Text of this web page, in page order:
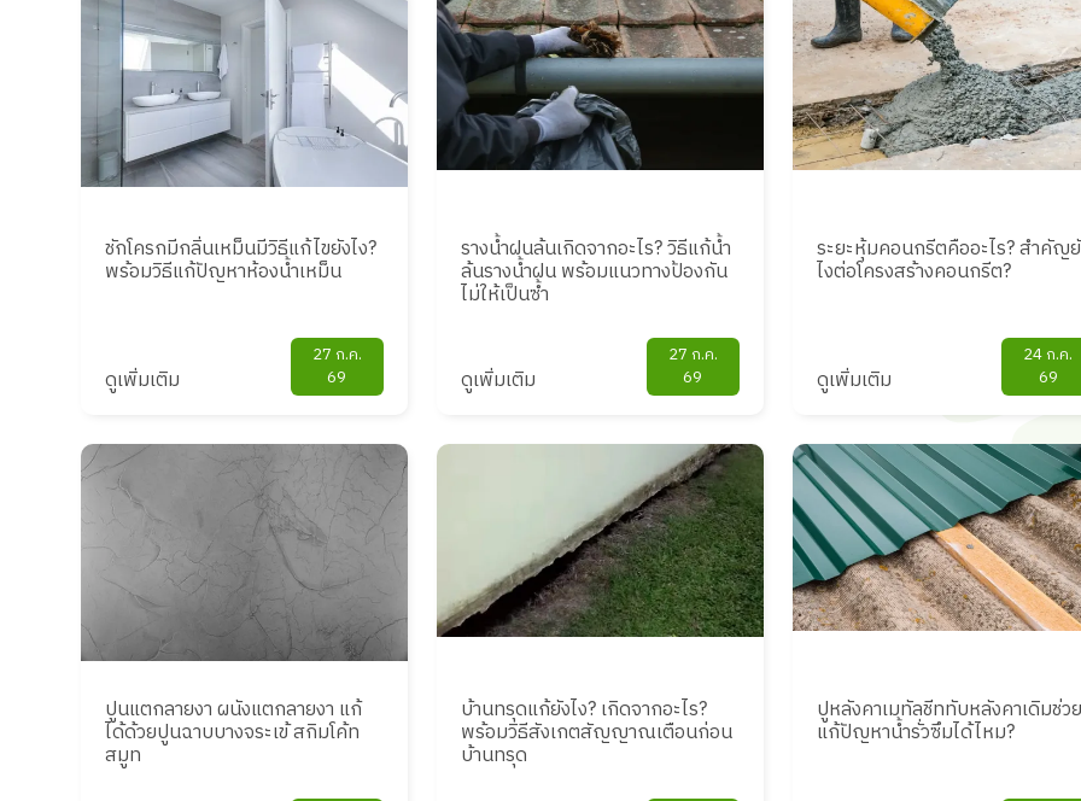
ชักโครกมีกลิ่นเหม็นมีวิธีแก้ไขยังไง?
พร้อมวิธีแก้ปัญหาห้องน้ำเหม็น
ดูเพิ่มเติม
27 ก.ค.
69
รางน้ำฝนล้นเกิดจากอะไร? วิธีแก้น้ำ
ล้นรางน้ำฝน พร้อมแนวทางป้องกัน
ไม่ให้เป็นซ้ำ
ดูเพิ่มเติม
27 ก.ค.
69
ระยะหุ้มคอนกรีตคืออะไร? สำคัญ
ไงต่อโครงสร้างคอนกรีต?
ดูเพิ่มเติม
24 ก.ค.
69
ปูนแตกลายงา ผนังแตกลายงา แก้
ได้ด้วยปูนฉาบบางจระเข้ สกิมโค้ท
สมูท
บ้านทรุดแก้ยังไง? เกิดจากอะไร?
พร้อมวิธีสังเกตสัญญาณเตือนก่อน
บ้านทรุด
ปูหลังคาเมทัลชีททับหลังคาเดิมช่วย
แก้ปัญหาน้ำรั่วซึมได้ไหม?